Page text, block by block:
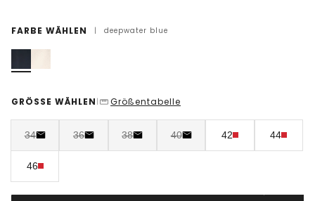
FARBE WÄHLEN | deepwater blue
GRÖSSE WÄHLEN | Größentabelle
34 36 38 40 42 44
46